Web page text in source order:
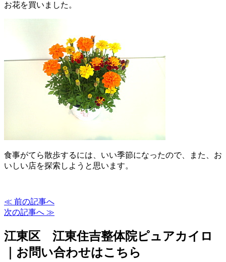
お花を買いました。
食事がてら散歩するには、いい季節になったので、また、お
いしい店を探索しようと思います。
≪ 前の記事へ
次の記事へ ≫
江東区 江東住吉整体院ピュアカイロ
｜お問い合わせはこちら